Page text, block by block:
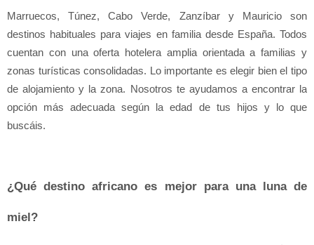
Marruecos, Túnez, Cabo Verde, Zanzíbar y Mauricio son
destinos habituales para viajes en familia desde España. Todos
cuentan con una oferta hotelera amplia orientada a familias y
zonas turísticas consolidadas. Lo importante es elegir bien el tipo
de alojamiento y la zona. Nosotros te ayudamos a encontrar la
opción más adecuada según la edad de tus hijos y lo que
buscáis.
¿Qué destino africano es mejor para una luna de
miel?